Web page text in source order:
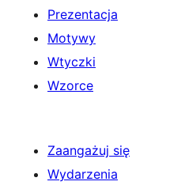
Prezentacja
Motywy
Wtyczki
Wzorce
Zaangażuj się
Wydarzenia